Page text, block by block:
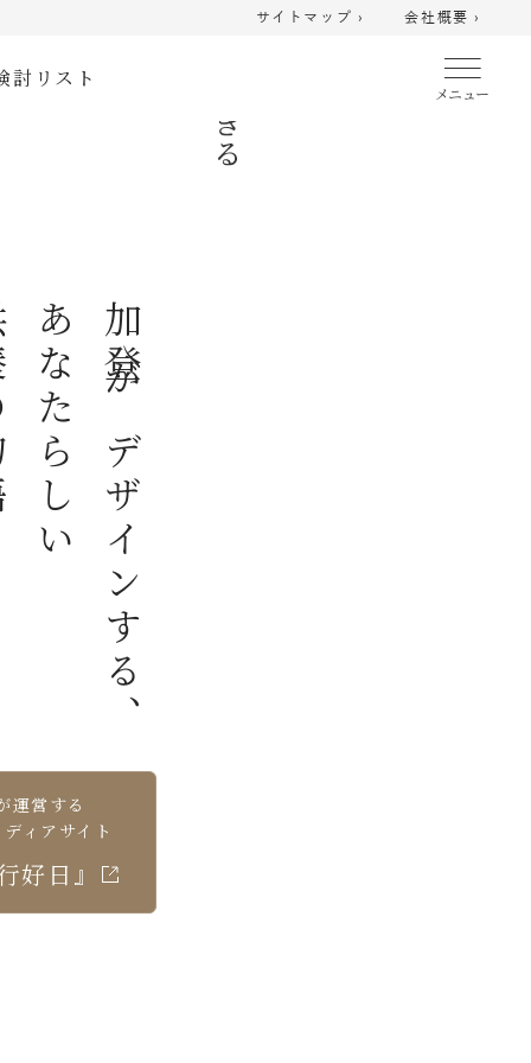
サイトマップ › 会社概要 ›
討リスト
加登がデザインする、
あなたらしい
運営する
ィアサイト
好日』